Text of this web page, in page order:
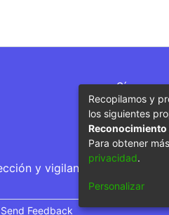
Síguenos
y vigilancia por parte del
Send Feedback
Recopilamos y
los siguientes
Para obtener
privacidad.
Personalizar